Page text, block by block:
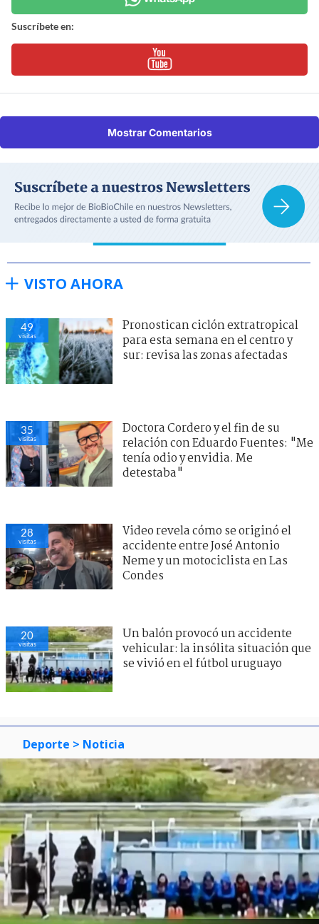
Suscríbete en:
Mostrar Comentarios
VISTO AHORA
49
visitas
Pronostican ciclón extratropical
para esta semana en el centro y
sur: revisa las zonas afectadas
35
visitas
Doctora Cordero y el fin de su
relación con Eduardo Fuentes: "Me
tenía odio y envidia. Me
detestaba"
28
visitas
Video revela cómo se originó el
accidente entre José Antonio
Neme y un motociclista en Las
Condes
20
visitas
Un balón provocó un accidente
vehicular: la insólita situación que
se vivió en el fútbol uruguayo
Deporte > Noticia